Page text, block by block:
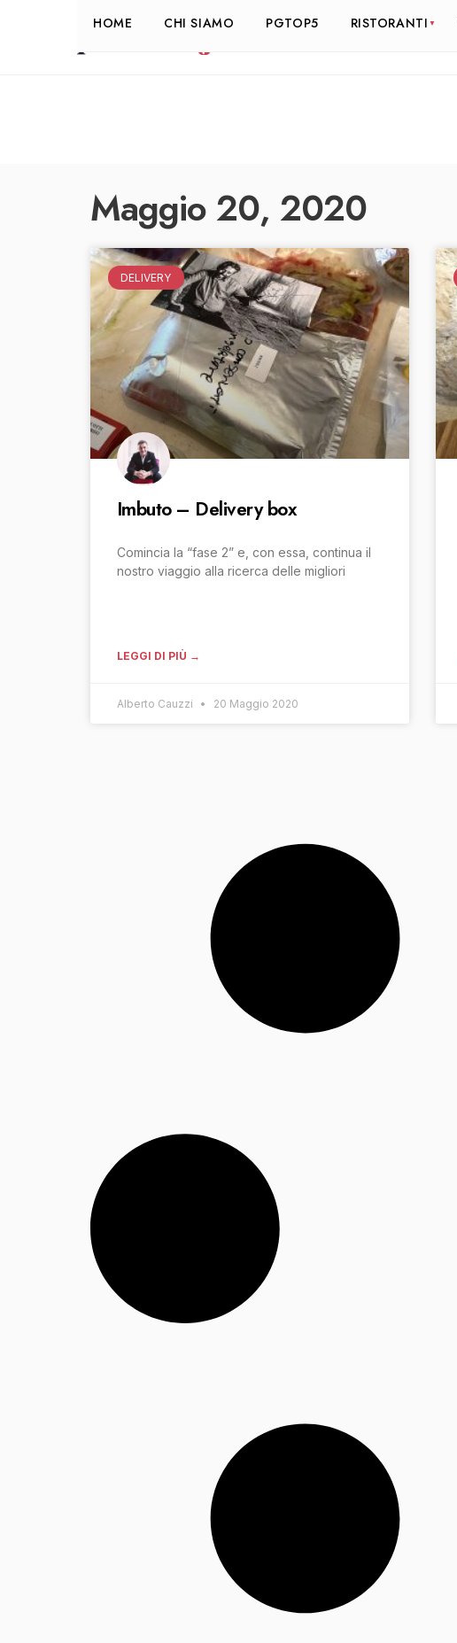
HOME CHI SIAMO PGTOP5 RISTORANTI
Maggio 20, 2020
DELIVERY
Imbuto – Delivery box
Comincia la “fase 2” e, con essa, continua il
nostro viaggio alla ricerca delle migliori
LEGGI DI PIÙ →
Alberto Cauzzi 20 Maggio 2020